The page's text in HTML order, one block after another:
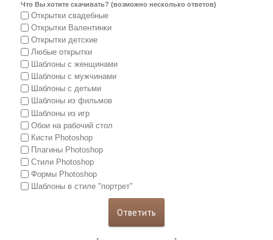
Что Вы хотите скачивать? (возможно несколько ответов)
Открытки свадебные
Открытки Валентинки
Открытки детские
Любые открытки
Шаблоны с женщинами
Шаблоны с мужчинами
Шаблоны с детьми
Шаблоны из фильмов
Шаблоны из игр
Обои на рабочий стол
Кисти Photoshop
Плагины Photoshop
Стили Photoshop
Формы Photoshop
Шаблоны в стиле "портрет"